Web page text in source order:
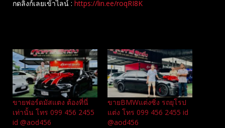
กดลิงก์เลยเข้าไลน์ : https://lin.ee/roqRI8K
ขายฟอร์ดมัสแตง ต้องที่นี่
เท่านั้น โทร 099 456 2455
id @aod456
ขายBMWแต่งซิ่ง รถยุโรป
แต่ง โทร 099 456 2455 id
@aod456